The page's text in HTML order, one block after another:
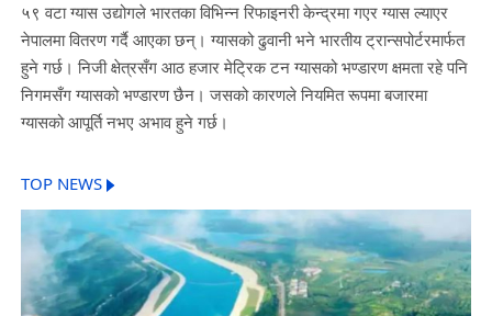
५९ वटा ग्यास उद्योगले भारतका विभिन्न रिफाइनरी केन्द्रमा गएर ग्यास ल्याएर
नेपालमा वितरण गर्दै आएका छन्। ग्यासको ढुवानी भने भारतीय ट्रान्सपोर्टरमार्फत
हुने गर्छ। निजी क्षेत्रसँग आठ हजार मेट्रिक टन ग्यासको भण्डारण क्षमता रहे पनि
निगमसँग ग्यासको भण्डारण छैन। जसको कारणले नियमित रूपमा बजारमा
ग्यासको आपूर्ति नभए अभाव हुने गर्छ।
TOP NEWS